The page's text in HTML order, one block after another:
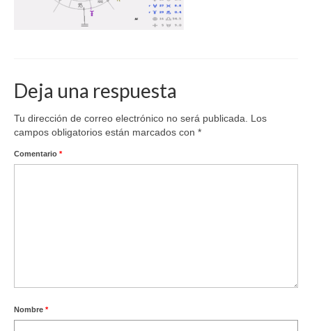
Deja una respuesta
Tu dirección de correo electrónico no será publicada.
Los
campos obligatorios están marcados con *
Comentario *
Nombre *